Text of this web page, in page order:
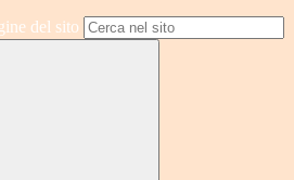
del sito